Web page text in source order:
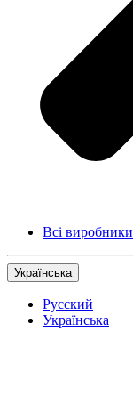
Всі виробники
Українська
Русский
Українська